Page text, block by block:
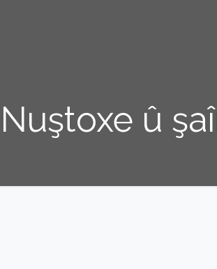
Nuştoxe û